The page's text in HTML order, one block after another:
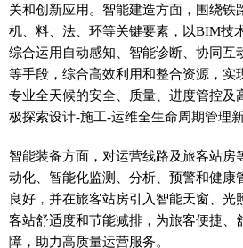
关和创新应用。智能建造方面，围绕铁
机、料、法、环等关键要素，以BIM技
综合运用自动感知、智能诊断、协同互
等手段，综合高效利用和整合资源，实
专业全天候的安全、质量、进度管控及
极探索设计-施工-运维全生命周期管理新
智能装备方面，对运营线路及旅客站房
动化、智能化监测、分析、预警和健康
良好，并在旅客站房引入智能天窗、光
客站舒适度和节能减排，为旅客便捷、
障，助力高质量运营服务。